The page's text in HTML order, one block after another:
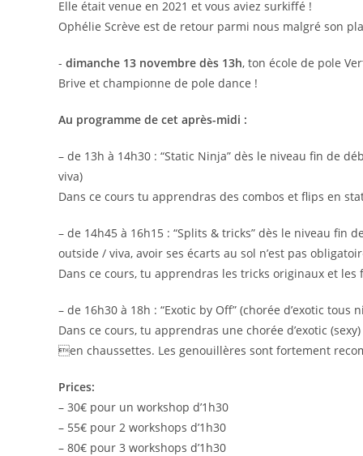
Elle était venue en 2021 et vous aviez surkiffé !
Ophélie Scrève est de retour parmi nous malgré son
- dimanche 13 novembre dès 13h, ton école de pole
Brive et championne de pole dance !
Au programme de cet après-midi :
– de 13h à 14h30 : “Static Ninja” dès le niveau fin de
viva)
Dans ce cours tu apprendras des combos et flips en
– de 14h45 à 16h15 : “Splits & tricks” dès le niveau
outside / viva, avoir ses écarts au sol n’est pas
Dans ce cours, tu apprendras les tricks originaux et les
– de 16h30 à 18h : “Exotic by Off” (chorée d’exotic tous
Dans ce cours, tu apprendras une chorée d’exotic
en chaussettes. Les genouillères sont fortement
Prices:
– 30€ pour un workshop d’1h30
– 55€ pour 2 workshops d’1h30
– 80€ pour 3 workshops d’1h30